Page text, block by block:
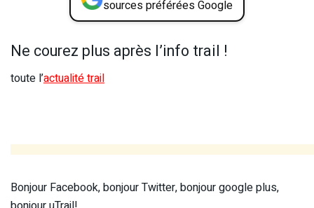
sources préférées Google
Ne courez plus après l’info trail !
toute l’actualité trail
Bonjour Facebook, bonjour Twitter, bonjour google plus,